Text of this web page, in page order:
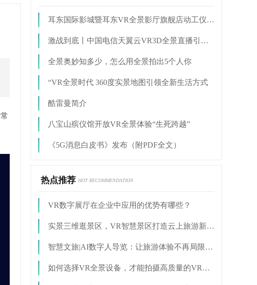
耳东国际影城暨耳东VR全景影厅旗舰店动工仪式盛大举行
激战到底丨中国电信天翼云VR3D全景直播引燃拳击热火
全景奥妙知多少，怎么用全景拍出5个人你
“VR全景时代 360度实景地图引领全新生活方式
酷雷曼简介
八宝山殡仪馆开放VR全景体验“生死跨越”
《5G消息白皮书》发布（附PDF全文）
热点推荐 HOT RECOMMENDATION
VR数字展厅在企业中应用的优势有哪些？
实景三维逛景区，VR智慧景区打造云上旅游新体验
智慧文旅|AI数字人导览：让旅游体验不再局限于传统
如何选择VR全景设备，才能拍摄高质量的VR全景？